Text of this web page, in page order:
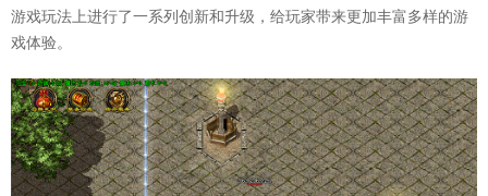
游戏玩法上进行了一系列创新和升级，给玩家带来更加丰富多样的游
戏体验。